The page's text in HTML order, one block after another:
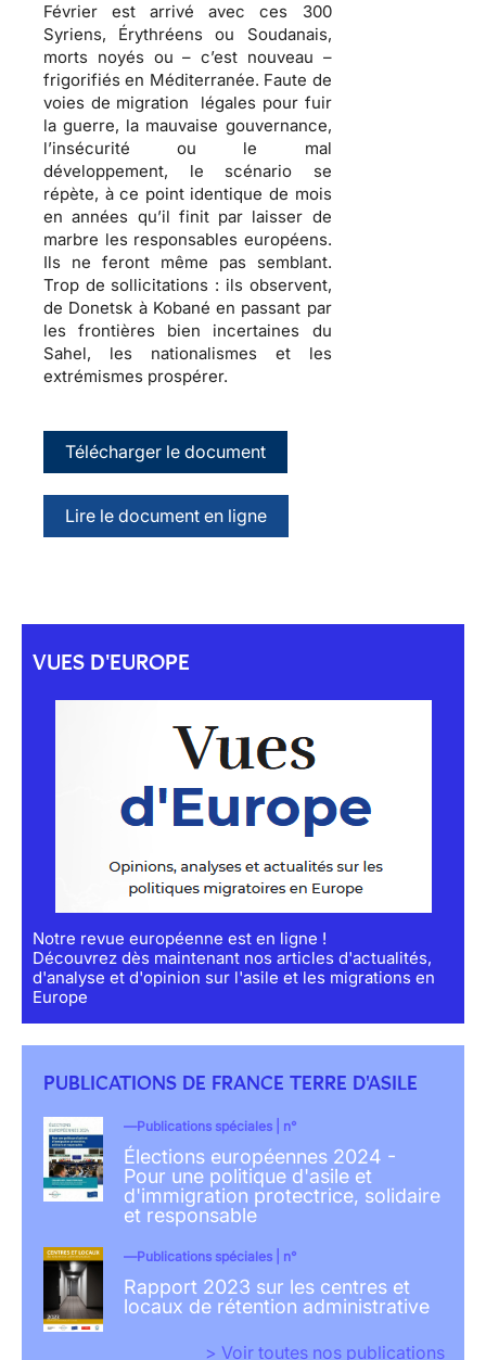
Février est arrivé avec ces 300
Syriens, Érythréens ou Soudanais,
morts noyés ou – c’est nouveau –
frigorifiés en Méditerranée. Faute de
voies de migration légales pour fuir
la guerre, la mauvaise gouvernance,
l’insécurité ou le mal
développement, le scénario se
répète, à ce point identique de mois
en années qu’il finit par laisser de
marbre les responsables européens.
Ils ne feront même pas semblant.
Trop de sollicitations : ils observent,
de Donetsk à Kobané en passant par
les frontières bien incertaines du
Sahel, les nationalismes et les
extrémismes prospérer.
Télécharger le document
Lire le document en ligne
VUES D'EUROPE
Notre revue européenne est en ligne !
Découvrez dès maintenant nos articles d'actualités,
d'analyse et d'opinion sur l'asile et les migrations en
Europe
PUBLICATIONS DE FRANCE TERRE D'ASILE
Publications spéciales | n°
Élections européennes 2024 -
Pour une politique d'asile et
d'immigration protectrice, solidaire
et responsable
Publications spéciales | n°
Rapport 2023 sur les centres et
locaux de rétention administrative
> Voir toutes nos publications